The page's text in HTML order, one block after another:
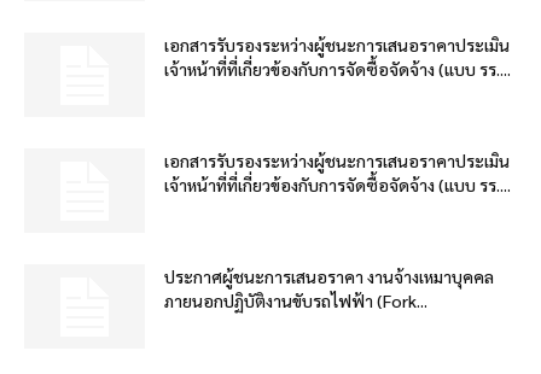
เอกสารรับรองระหว่างผู้ชนะการเสนอราคาประเมิน
เจ้าหน้าที่ที่เกี่ยวข้องกับการจัดซื้อจัดจ้าง (แบบ รร....
เอกสารรับรองระหว่างผู้ชนะการเสนอราคาประเมิน
เจ้าหน้าที่ที่เกี่ยวข้องกับการจัดซื้อจัดจ้าง (แบบ รร....
ประกาศผู้ชนะการเสนอราคา งานจ้างเหมาบุคคล
ภายนอกปฏิบัติงานขับรถไฟฟ้า (Fork...